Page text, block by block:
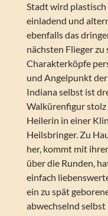
Stadt wird
einladend und
ebenfalls das
nächsten Flieger
Charakterköpfe
und Angelpunkt
Indiana selbst ist
Walkürenfigur stolz
Heilerin in einer
Heilsbringer. Zu
her, kommt mit
über die Runden,
einfach
ein zu spät
abwechselnd